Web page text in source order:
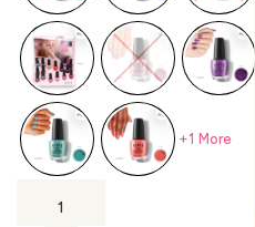
+1 More